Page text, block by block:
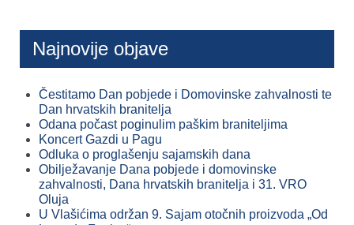
Najnovije objave
Čestitamo Dan pobjede i Domovinske zahvalnosti te
Dan hrvatskih branitelja
Odana počast poginulim paškim braniteljima
Koncert Gazdi u Pagu
Odluka o proglašenju sajamskih dana
Obilježavanje Dana pobjede i domovinske
zahvalnosti, Dana hrvatskih branitelja i 31. VRO
Oluja
U Vlašićima održan 9. Sajam otočnih proizvoda „Od